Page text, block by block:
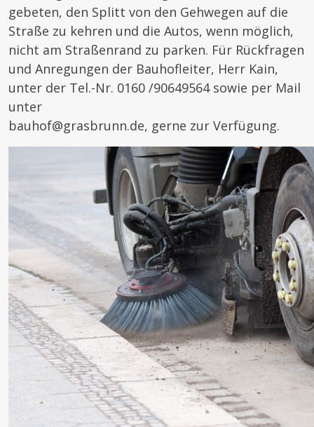
gebeten, den Splitt von den Gehwegen auf die
Straße zu kehren und die Autos, wenn möglich,
nicht am Straßenrand zu parken. Für Rückfragen
und Anregungen der Bauhofleiter, Herr Kain,
unter der Tel.-Nr. 0160 /90649564 sowie per Mail
unter
bauhof@grasbrunn.de, gerne zur Verfügung.